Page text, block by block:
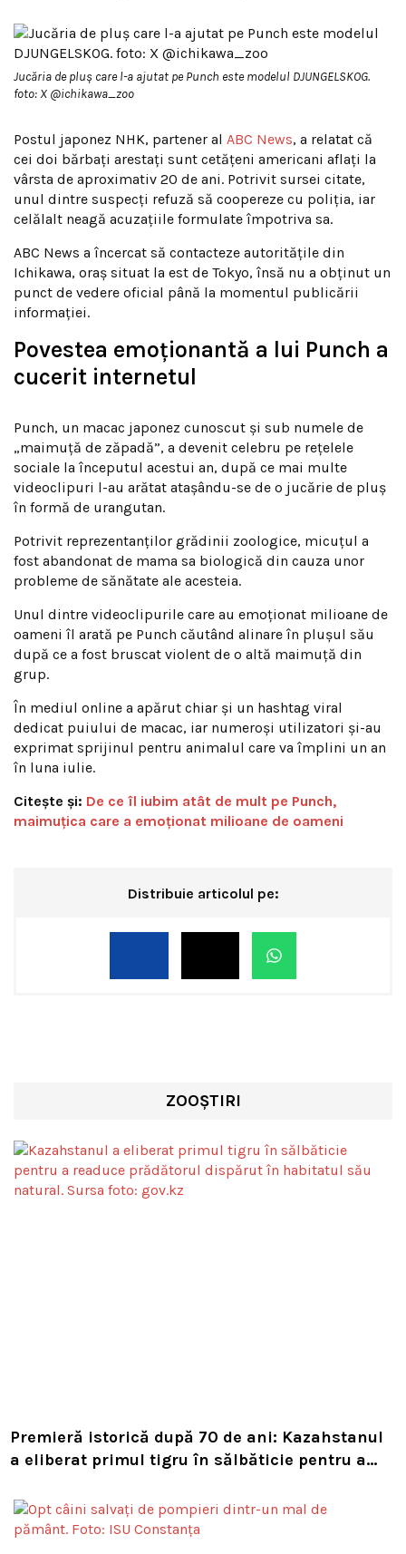
Jucăria de pluș care l-a ajutat pe Punch este modelul DJUNGELSKOG.
foto: X @ichikawa_zoo
Postul japonez NHK, partener al ABC News, a relatat că
cei doi bărbați arestați sunt cetățeni americani aflați la
vârsta de aproximativ 20 de ani. Potrivit sursei citate,
unul dintre suspecți refuză să coopereze cu poliția, iar
celălalt neagă acuzațiile formulate împotriva sa.
ABC News a încercat să contacteze autoritățile din
Ichikawa, oraș situat la est de Tokyo, însă nu a obținut un
punct de vedere oficial până la momentul publicării
informației.
Povestea emoționantă a lui Punch a
cucerit internetul
Punch, un macac japonez cunoscut și sub numele de
„maimuță de zăpadă”, a devenit celebru pe rețelele
sociale la începutul acestui an, după ce mai multe
videoclipuri l-au arătat atașându-se de o jucărie de pluș
în formă de urangutan.
Potrivit reprezentanților grădinii zoologice, micuțul a
fost abandonat de mama sa biologică din cauza unor
probleme de sănătate ale acesteia.
Unul dintre videoclipurile care au emoționat milioane de
oameni îl arată pe Punch căutând alinare în plușul său
după ce a fost bruscat violent de o altă maimuță din
grup.
În mediul online a apărut chiar și un hashtag viral
dedicat puiului de macac, iar numeroși utilizatori și-au
exprimat sprijinul pentru animalul care va împlini un an
în luna iulie.
Citește și: De ce îl iubim atât de mult pe Punch,
maimuțica care a emoționat milioane de oameni
Distribuie articolul pe:
ZOOȘTIRI
Premieră istorică după 70 de ani: Kazahstanul
a eliberat primul tigru în sălbăticie pentru a
natural